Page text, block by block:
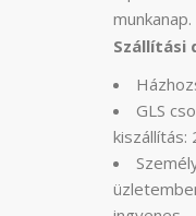
munkanap.
Szállítási
GLS
kiszállítás: